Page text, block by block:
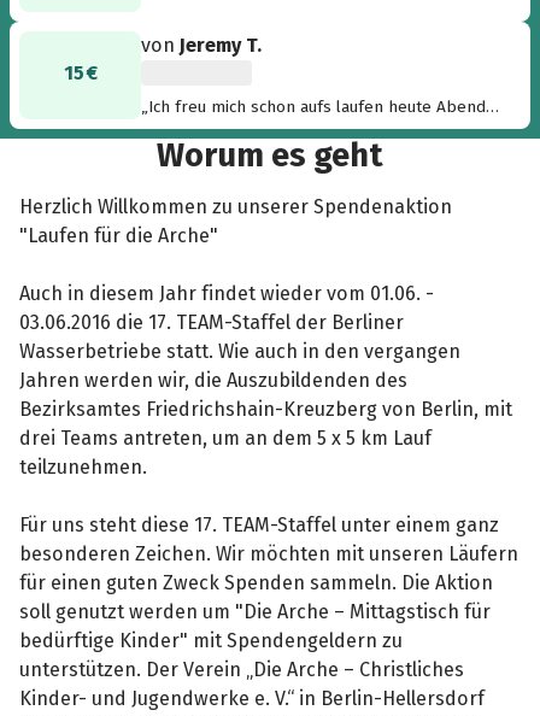
15 €
von Jeremy T.
„Ich freu mich schon aufs laufen heute Abend.
Wir sehen uns dort ^^ LICHTGESTALTEN
HUHAA!“
Worum es geht
Herzlich Willkommen zu unserer Spendenaktion
"Laufen für die Arche"
Auch in diesem Jahr findet wieder vom 01.06. -
03.06.2016 die 17. TEAM-Staffel der Berliner
Wasserbetriebe statt. Wie auch in den vergangen
Jahren werden wir, die Auszubildenden des
Bezirksamtes Friedrichshain-Kreuzberg von Berlin, mit
drei Teams antreten, um an dem 5 x 5 km Lauf
teilzunehmen.
Für uns steht diese 17. TEAM-Staffel unter einem ganz
besonderen Zeichen. Wir möchten mit unseren Läufern
für einen guten Zweck Spenden sammeln. Die Aktion
soll genutzt werden um "Die Arche – Mittagstisch für
bedürftige Kinder" mit Spendengeldern zu
unterstützen. Der Verein „Die Arche – Christliches
Kinder- und Jugendwerke e. V.“ in Berlin-Hellersdorf